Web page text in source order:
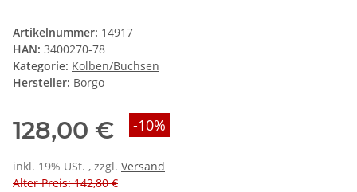
Artikelnummer: 14917
HAN: 3400270-78
Kategorie: Kolben/Buchsen
Hersteller: Borgo
128,00 € -10%
inkl. 19% USt. , zzgl. Versand
Alter Preis: 142,80 €